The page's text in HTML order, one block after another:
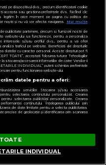
pe dispozitivul dvs., precum identificatorii cookie
accepta sau gestiona preferințele dvs. făcând clic
legitim în orice moment pe pagina cu politica de
noștri și nu vă vor afecta navigarea.
Mai multe
publicitate partenere, precum si furnizorii nostri de
website-ului sa functioneze, pentru a personaliza
interesele si/sau profilul dvs., pentru a va oferi
traficul pe website. Beneficiati de drepturile
datelor cu caracter personal. Aceste drepturi pot fi
TOATE”, acceptati folosirea tuturor Tehnologiilor
stocarea/accesarea informatiilor de catre Vendor-ii
INDIVIDUAL” puteti schimba preferintele
pentru functionarea website-ului.
datele pentru a oferi:
serviciilor. Stocarea și/sau accesarea
selectarea conținutului personalizat. Crearea
selectarea publicității personalizate. Crearea
conținutului. Înțelegerea publicului prin
de date limitate pentru a selecta publicitatea.
precise de geolocație și identificarea prin scanarea
INDIVIDUAL